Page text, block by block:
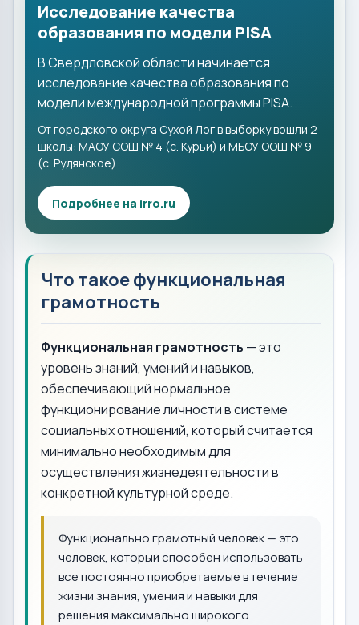
Исследование качества
образования по модели PISA
В Свердловской области начинается
исследование качества образования по
модели международной программы PISA.
От городского округа Сухой Лог в выборку вошли 2
школы: МАОУ СОШ № 4 (с. Курьи) и МБОУ ООШ № 9
(с. Рудянское).
Подробнее на irro.ru
Что такое функциональная
грамотность
Функциональная грамотность — это
уровень знаний, умений и навыков,
обеспечивающий нормальное
функционирование личности в системе
социальных отношений, который считается
минимально необходимым для
осуществления жизнедеятельности в
конкретной культурной среде.
Функционально грамотный человек — это
человек, который способен использовать
все постоянно приобретаемые в течение
жизни знания, умения и навыки для
решения максимально широкого